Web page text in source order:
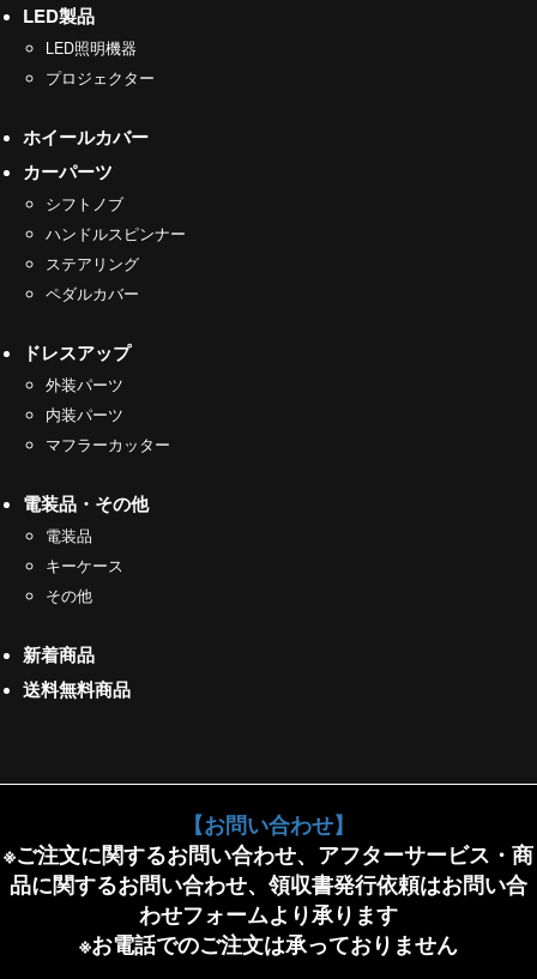
LED製品
LED照明機器
プロジェクター
ホイールカバー
カーパーツ
シフトノブ
ハンドルスピンナー
ステアリング
ペダルカバー
ドレスアップ
外装パーツ
内装パーツ
マフラーカッター
電装品・その他
電装品
キーケース
その他
新着商品
送料無料商品
【お問い合わせ】
※ご注文に関するお問い合わせ、アフターサービス・商
品に関するお問い合わせ、領収書発行依頼はお問い合
わせフォームより承ります
※お電話でのご注文は承っておりません